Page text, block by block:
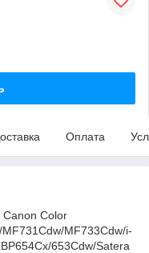
Оплата
Canon Color
MF733Cdw/i-
653Cdw/Satera